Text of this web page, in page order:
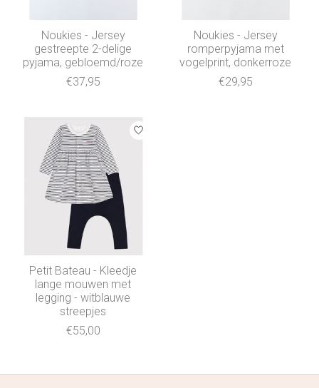
Noukies - Jersey
gestreepte 2-delige
pyjama, gebloemd/roze
€37,95
Noukies - Jersey
romperpyjama met
vogelprint, donkerroze
€29,95
Petit Bateau - Kleedje
lange mouwen met
legging - witblauwe
streepjes
€55,00